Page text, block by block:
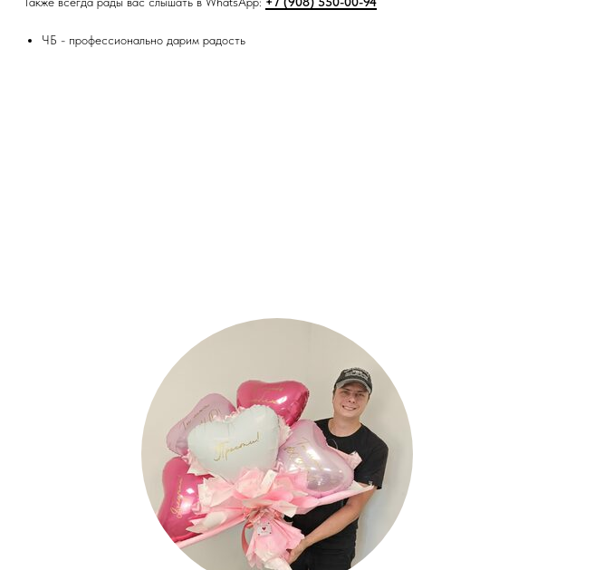
ЧБ - профессионально дарим радость